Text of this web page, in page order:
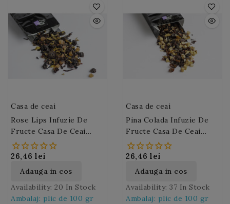
acid citric, clorura de
calciu), scortisoara, flori
de galbenele, sofranel,
afine, bucatele de vanilie.
ceai de fructe „Multi
Fruct”(~4 gr) si se lasa
la infuzat 5-10 minute. Se
poate indulci cu miere
sau zahar.
Casa de ceai
Rose Lips Infuzie De
Fructe Casa De Ceai
(M77)
26,46 lei
Adauga in cos
Availability: 20 In Stock
Ambalaj: plic de 100 gr
Casa de ceai
Pina Colada Infuzie De
Fructe Casa De Ceai
(M65)
26,46 lei
Adauga in cos
Availability: 37 In Stock
Ambalaj: plic de 100 gr